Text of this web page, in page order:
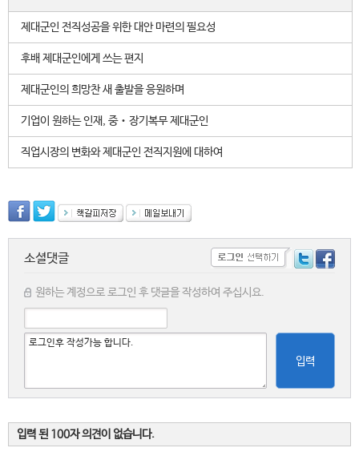
제대군인 전직성공을 위한 대안 마련의 필요성
후배 제대군인에게 쓰는 편지
제대군인의 희망찬 새 출발을 응원하며
기업이 원하는 인재, 중‧장기복무 제대군인
직업시장의 변화와 제대군인 전직지원에 대하여
소셜댓글
원하는 계정으로 로그인 후 댓글을 작성하여 주십시요.
입력
입력 된 100자 의견이 없습니다.